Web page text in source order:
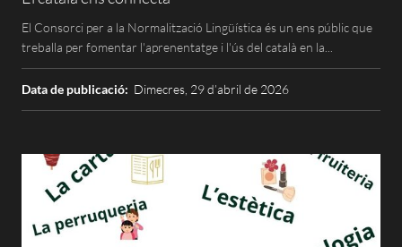
El Consorci per a la Normalització Lingüística és un ens públic que
treballa per fomentar l'aprenentatge i l'ús del català en la...
Data de publicació: Dimecres, 29 d’abril de 2026